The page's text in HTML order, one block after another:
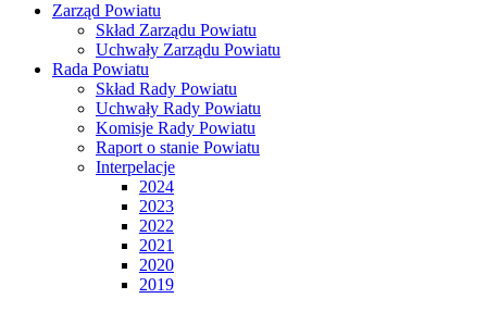
Zarząd Powiatu
Skład Zarządu Powiatu
Uchwały Zarządu Powiatu
Rada Powiatu
Skład Rady Powiatu
Uchwały Rady Powiatu
Komisje Rady Powiatu
Raport o stanie Powiatu
Interpelacje
2024
2023
2022
2021
2020
2019